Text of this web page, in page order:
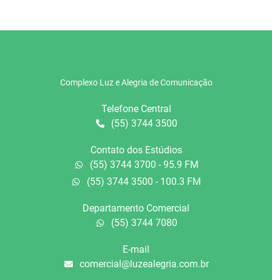
Complexo Luz e Alegria de Comunicação
Telefone Central
(55) 3744 3500
Contato dos Estúdios
(55) 3744 3700 - 95.9 FM
(55) 3744 3500 - 100.3 FM
Departamento Comercial
(55) 3744 7080
E-mail
comercial@luzealegria.com.br